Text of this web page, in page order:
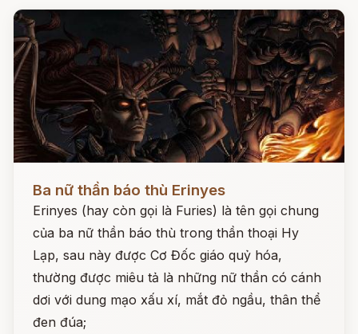
Ba nữ thần báo thù Erinyes
Erinyes (hay còn gọi là Furies) là tên gọi chung
của ba nữ thần báo thù trong thần thoại Hy
Lạp, sau này được Cơ Đốc giáo quỷ hóa,
thường được miêu tả là những nữ thần có cánh
dơi với dung mạo xấu xí, mắt đỏ ngầu, thân thể
đen đúa;